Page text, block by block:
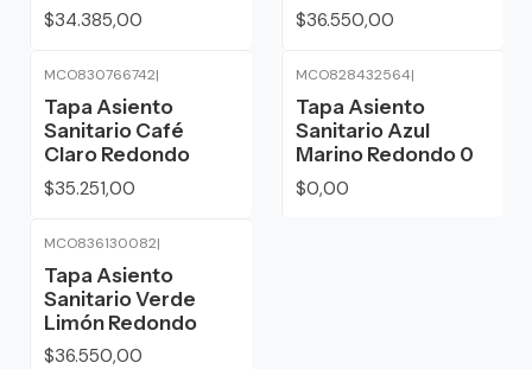
$34.385,00
$36.550,00
MCO830766742|
Tapa Asiento
Sanitario Café
Claro Redondo
$35.251,00
MCO828432564|
Tapa Asiento
Sanitario Azul
Marino Redondo 0
$0,00
MCO836130082|
Tapa Asiento
Sanitario Verde
Limón Redondo
$36.550,00